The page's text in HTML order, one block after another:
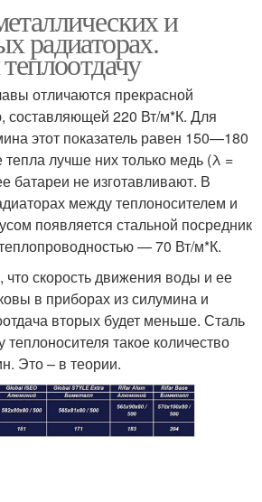
и
радиаторах.
отличаются прекрасной
составляющей 220 Вт/м*К. Для
этот показатель равен 150—180
лучше них только медь (λ =
батареи не изготавливают. В
между теплоносителем и
появляется стальной посредник
— 70 Вт/м*К.
скорость движения воды и ее
в приборах из силумина и
вторых будет меньше. Сталь
теплоносителя такое количество
Это – в теории.